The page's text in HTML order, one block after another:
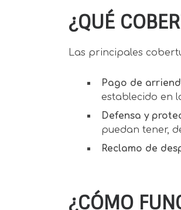
¿QUÉ
Las principales
Pago de
establecido en
Defensa y
puedan tener,
Reclamo de
¿CÓMO